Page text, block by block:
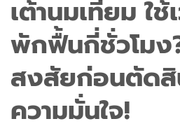
เต้านมเทียม ใช้
พักฟื้นกี่ชั่วโมง
สงสัยก่อนตัดสิ
ความมั่นใจ!